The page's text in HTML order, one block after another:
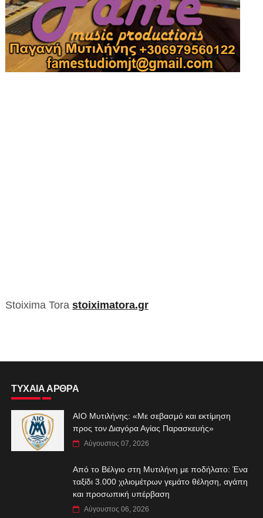
Stoixima Tora stoiximatora.gr
ΤΥΧΑΙΑ ΑΡΘΡΑ
ΑIO Μυτιλήνης: «Με σεβασμό και εκτίμηση
προς τον Διαγόρα Αγίας Παρασκευής»
Αύγουστος 07, 2026
Από το Βέλγιο στη Μυτιλήνη με ποδήλατο: Ένα
ταξίδι 3.000 χιλιομέτρων γεμάτο θέληση, αγάπη
και προσωπική υπέρβαση
Αύγουστος 06, 2026